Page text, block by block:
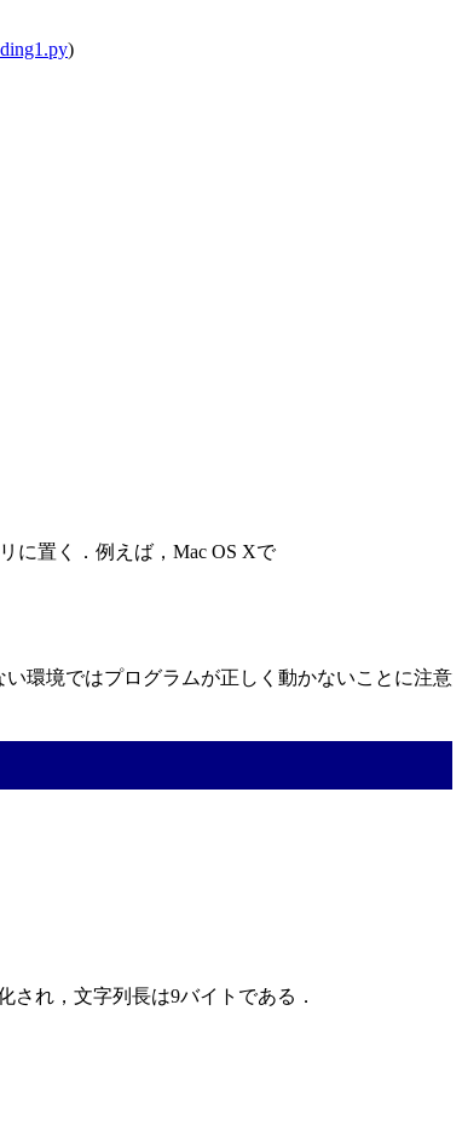
)
に置く．例えば，Mac OS Xで
環境ではプログラムが正しく動かないことに注意
れ，文字列長は9バイトである．